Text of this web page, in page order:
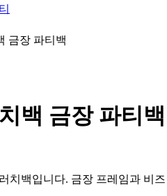
금장 파티백
백 금장 파티백
치백입니다. 금장 프레임과 비